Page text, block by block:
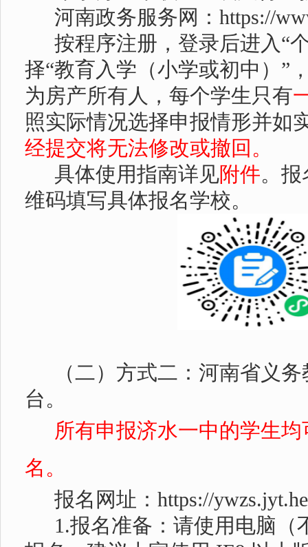
河南政务服务网： https://
按程序注册，登录后进入“
择“教育入学（小学或初中）”
为房产所有人，每个学生只有
照实际情况选择申报情形并如
经提交将无法修改或撤回。
具体使用指南详见附件。
维码填写具体报名学校。
（二）方式二：河南省义
台。
所有申报济水一中的学生
名。
报名网址： https://
1.报名准备：请使用电脑（